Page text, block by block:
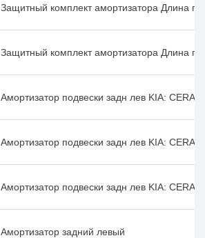
Защитный комплект амортизатора Длина
Защитный комплект амортизатора Длина
Амортизатор подвески задн лев KIA: CERAT
Амортизатор подвески задн лев KIA: CERAT
Амортизатор подвески задн лев KIA: CERAT
Амортизатор задний левый